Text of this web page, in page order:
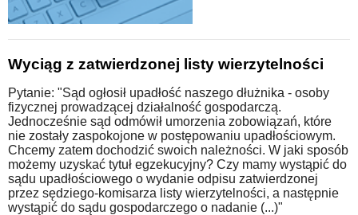
Wyciąg z zatwierdzonej listy wierzytelności
Pytanie: "Sąd ogłosił upadłość naszego dłużnika - osoby
fizycznej prowadzącej działalność gospodarczą.
Jednocześnie sąd odmówił umorzenia zobowiązań, które
nie zostały zaspokojone w postępowaniu upadłościowym.
Chcemy zatem dochodzić swoich należności. W jaki sposób
możemy uzyskać tytuł egzekucyjny? Czy mamy wystąpić do
sądu upadłościowego o wydanie odpisu zatwierdzonej
przez sędziego-komisarza listy wierzytelności, a następnie
wystąpić do sądu gospodarczego o nadanie (...)"